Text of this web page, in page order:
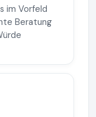
im Vorfeld
Beratung